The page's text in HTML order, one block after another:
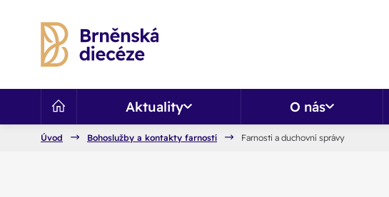
Aktuality O nás
Úvod Bohoslužby a kontakty farností Farnosti a duchovní správy